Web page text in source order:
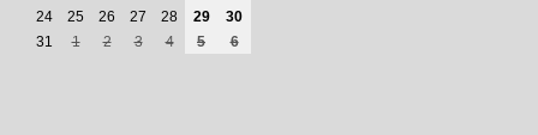
24
25 26 27 28 29
30
31
1 2 3 4 5 6